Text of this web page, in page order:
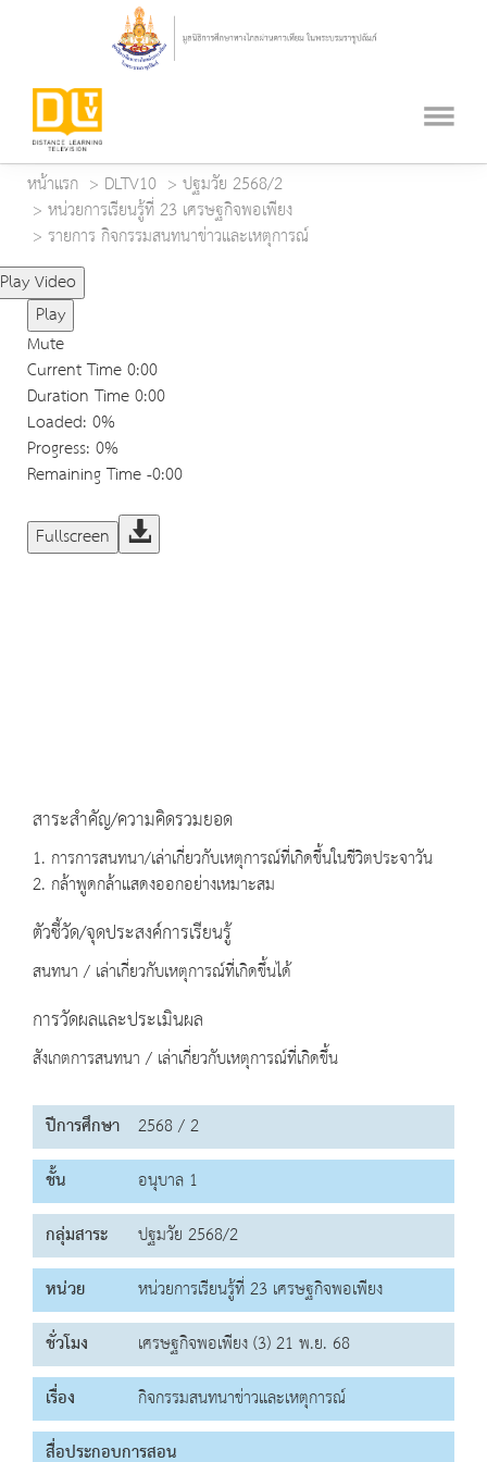
หน้าแรก DLTV10
ปฐมวัย 2568/2
หน่วยการเรียนรู้ที่ 23 เศรษฐกิจพอเพียง
รายการ กิจกรรมสนทนาข่าวและเหตุการณ์
Play Video
Play
Mute
Current Time0:00
Duration Time0:00
Loaded: 0%
Progress: 0%
Remaining Time-0:00
Fullscreen
สาระสำคัญ/ความคิดรวมยอด
1. การการสนทนา/เล่าเกี่ยวกับเหตุการณ์ที่เกิดขึ้นในชีวิตประจาวัน
2. กล้าพูดกล้าแสดงออกอย่างเหมาะสม
ตัวชี้วัด/จุดประสงค์การเรียนรู้
สนทนา / เล่าเกี่ยวกับเหตุการณ์ที่เกิดขึ้นได้
การวัดผลและประเมินผล
สังเกตการสนทนา / เล่าเกี่ยวกับเหตุการณ์ที่เกิดขึ้น
ปีการศึกษา 2568 / 2
ชั้น
อนุบาล 1
กลุ่มสาระ
ปฐมวัย 2568/2
หน่วย
หน่วยการเรียนรู้ที่ 23 เศรษฐกิจพอเพียง
ชั่วโมง
เศรษฐกิจพอเพียง (3) 21 พ.ย. 68
เรื่อง
กิจกรรมสนทนาข่าวและเหตุการณ์
สื่อประกอบการสอน